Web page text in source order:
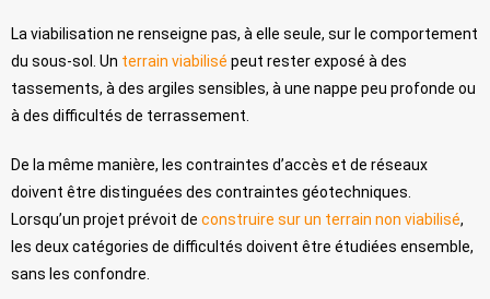
La viabilisation ne renseigne pas, à elle seule, sur le comportement
du sous-sol. Un terrain viabilisé peut rester exposé à des
tassements, à des argiles sensibles, à une nappe peu profonde ou
à des difficultés de terrassement.
De la même manière, les contraintes d’accès et de réseaux
doivent être distinguées des contraintes géotechniques.
Lorsqu’un projet prévoit de construire sur un terrain non viabilisé,
les deux catégories de difficultés doivent être étudiées ensemble,
sans les confondre.